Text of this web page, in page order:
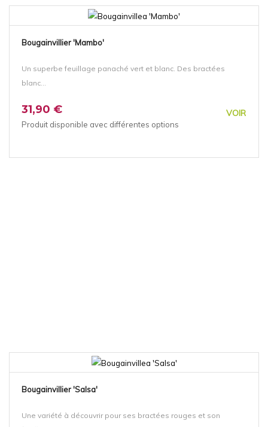
Bougainvillier 'Mambo'
Un superbe feuillage panaché vert et blanc. Des bractées
blanc...
31,90 € VOIR
Produit disponible avec différentes options
Bougainvillier 'Salsa'
Une variété à découvrir pour ses bractées rouges et son